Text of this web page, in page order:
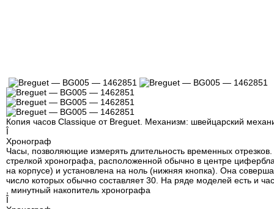
Копия часов Classique от Breguet. Механизм: швейцарский
Î
Хронограф
Часы, позволяющие измерять длительность временных
стрелкой хронографа, расположенной обычно в центре
на корпусе) и установлена на ноль (нижняя кнопка). Она
число которых обычно составляет 30. На ряде моделей есть и
, минутный накопитель хронографа
Î